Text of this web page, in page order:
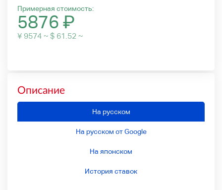
Примерная стоимость:
5876 ₽
¥ 9574 ~ $ 61.52 ~
Описание
На русском
На русском от Google
На японском
История ставок